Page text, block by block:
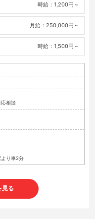
時給：1,200円～
月給：250,000円～
時給：1,500円～
相談
り車2分
見る